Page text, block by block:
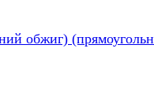
обжиг)